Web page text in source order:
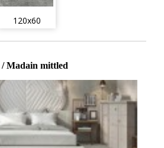
120x60
Madain mittled